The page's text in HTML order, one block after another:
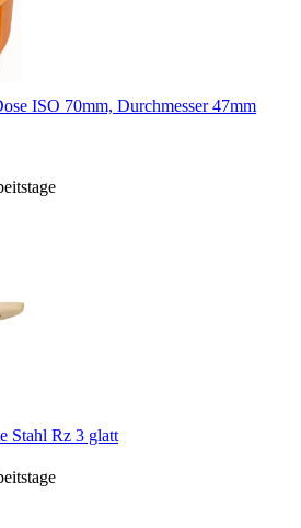
ISO 70mm, Durchmesser 47mm
Stahl Rz 3 glatt